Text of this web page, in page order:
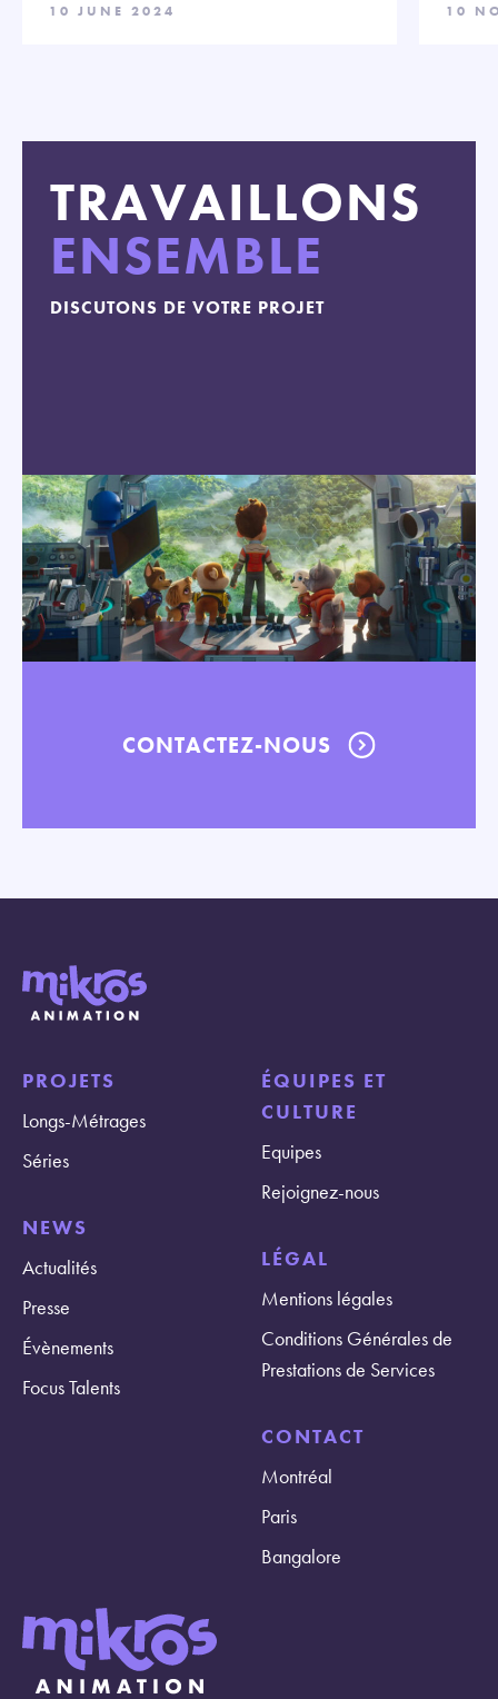
10 JUNE 2024 10
TRAVAILLONS
ENSEMBLE
DISCUTONS DE VOTRE PROJET
CONTACTEZ-NOUS
PROJETS
Longs-Métrages
Séries
NEWS
Actualités
Presse
Évènements
Focus Talents
ÉQUIPES ET
CULTURE
Equipes
Rejoignez-nous
LÉGAL
Mentions légales
Conditions Générales de
Prestations de Services
CONTACT
Montréal
Paris
Bangalore